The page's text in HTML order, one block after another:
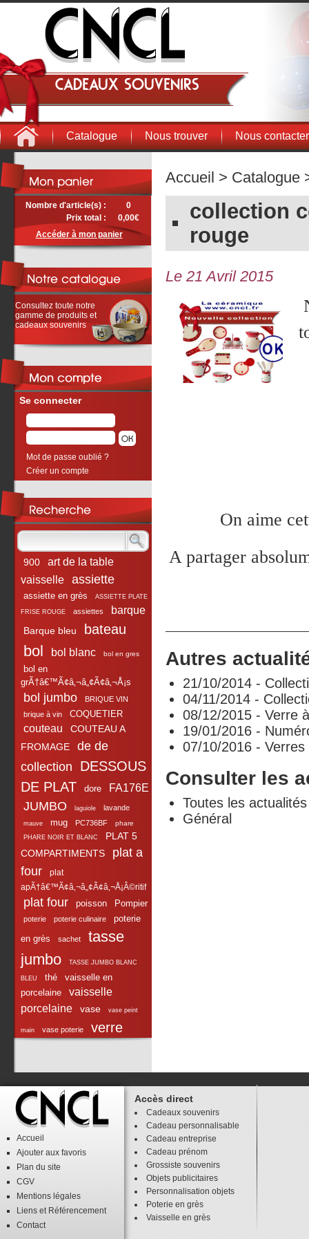
Cadeaux souvenirs
Catalogue Nous trouver Nous contacter
Accueil > Catalogue
collection
rouge
Le 21 Avril 2015
On aime
A partager
Autres
21/10/2014 -
04/11/2014 -
08/12/2015 - Verre
19/01/2016 -
07/10/2016 -
Consulter les
Toutes les actualités
Général
Nombre d'article(s) :
0
Prix total :
0,00€
Accéder à mon panier
Consultez toute notre
gamme de produits et
cadeaux souvenirs
Se connecter
Mot de passe oublié ?
Créer un compte
900
art de la table
vaisselle
assiette
assiette en grès ASSIETTE PLATE
FRISE ROUGE assiettes barque
Barque bleu bateau
bol bol blanc bol en gres
bol en
grÃ†â€™Ã¢â‚¬â„¢Ã¢â‚¬Å¡s
bol jumbo
BRIQUE VIN
brique à vin
COQUETIER
couteau
COUTEAU A
FROMAGE
de de
collection
DESSOUS
DE PLAT
dore FA176E
JUMBO laguiole lavande
mauve mug PC736BF phare
PHARE NOIR ET BLANC
PLAT 5
COMPARTIMENTS
plat a
four
plat
apÃ†â€™Ã¢â‚¬â„¢Ã¢â‚¬Å¡Â©ritif
plat four poisson Pompier
poterie poterie culinaire
poterie
en grès
sachet
tasse
jumbo
TASSE JUMBO BLANC
BLEU thé
vaisselle en
porcelaine
vaisselle
porcelaine
vase vase peint
main vase poterie verre
Accueil
Ajouter aux favoris
Plan du site
CGV
Mentions légales
Liens et Référencement
Contact
Accès direct
Cadeaux souvenirs
Cadeau personnalisable
Cadeau entreprise
Cadeau prénom
Grossiste souvenirs
Objets publicitaires
Personnalisation objets
Poterie en grès
Vaisselle en grès